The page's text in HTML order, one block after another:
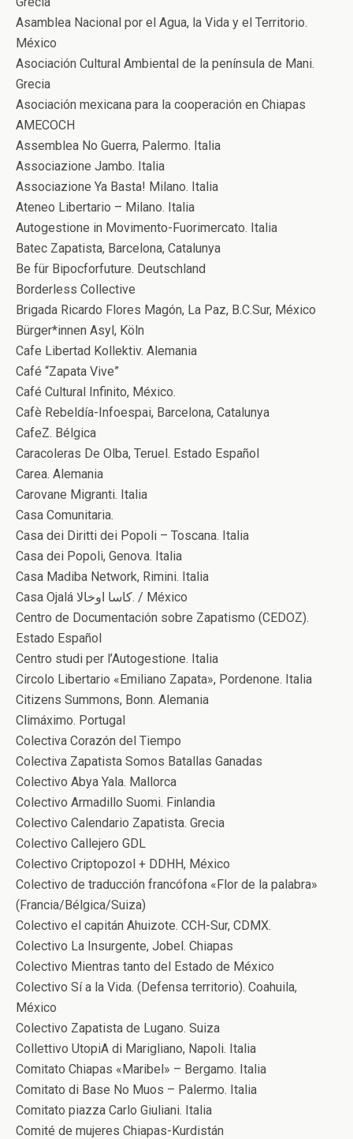
Asamblea Nacional por el Agua, la Vida y el Territorio.
México
Asociación Cultural Ambiental de la península de Mani.
Grecia
Asociación mexicana para la cooperación en Chiapas
AMECOCH
Assemblea No Guerra, Palermo. Italia
Associazione Jambo. Italia
Associazione Ya Basta! Milano. Italia
Ateneo Libertario – Milano. Italia
Autogestione in Movimento-Fuorimercato. Italia
Batec Zapatista, Barcelona, Catalunya
Be für Bipocforfuture. Deutschland
Borderless Collective
Brigada Ricardo Flores Magón, La Paz, B.C.Sur, México
Bürger*innen Asyl, Köln
Cafe Libertad Kollektiv. Alemania
Café “Zapata Vive”
Café Cultural Infinito, México.
Cafè Rebeldía-Infoespai, Barcelona, Catalunya
CafeZ. Bélgica
Caracoleras De Olba, Teruel. Estado Español
Carea. Alemania
Carovane Migranti. Italia
Casa Comunitaria.
Casa dei Diritti dei Popoli – Toscana. Italia
Casa dei Popoli, Genova. Italia
Casa Madiba Network, Rimini. Italia
Casa Ojalá کاسا اوخالا. / México
Centro de Documentación sobre Zapatismo (CEDOZ).
Estado Español
Centro studi per l’Autogestione. Italia
Circolo Libertario «Emiliano Zapata», Pordenone. Italia
Citizens Summons, Bonn. Alemania
Climáximo. Portugal
Colectiva Corazón del Tiempo
Colectiva Zapatista Somos Batallas Ganadas
Colectivo Abya Yala. Mallorca
Colectivo Armadillo Suomi. Finlandia
Colectivo Calendario Zapatista. Grecia
Colectivo Callejero GDL
Colectivo Criptopozol + DDHH, México
Colectivo de traducción francófona «Flor de la palabra»
(Francia/Bélgica/Suiza)
Colectivo el capitán Ahuizote. CCH-Sur, CDMX.
Colectivo La Insurgente, Jobel. Chiapas
Colectivo Mientras tanto del Estado de México
Colectivo Sí a la Vida. (Defensa territorio). Coahuila,
México
Colectivo Zapatista de Lugano. Suiza
Collettivo UtopiA di Marigliano, Napoli. Italia
Comitato Chiapas «Maribel» – Bergamo. Italia
Comitato di Base No Muos – Palermo. Italia
Comitato piazza Carlo Giuliani. Italia
Comité de mujeres Chiapas-Kurdistán